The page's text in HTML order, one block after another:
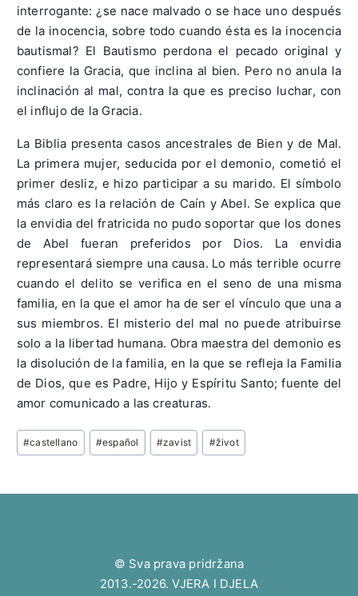
interrogante: ¿se nace malvado o se hace uno después
de la inocencia, sobre todo cuando ésta es la inocencia
bautismal? El Bautismo perdona el pecado original y
confiere la Gracia, que inclina al bien. Pero no anula la
inclinación al mal, contra la que es preciso luchar, con
el influjo de la Gracia.
La Biblia presenta casos ancestrales de Bien y de Mal.
La primera mujer, seducida por el demonio, cometió el
primer desliz, e hizo participar a su marido. El símbolo
más claro es la relación de Caín y Abel. Se explica que
la envidia del fratricida no pudo soportar que los dones
de Abel fueran preferidos por Dios. La envidia
representará siempre una causa. Lo más terrible ocurre
cuando el delito se verifica en el seno de una misma
familia, en la que el amor ha de ser el vínculo que una a
sus miembros. El misterio del mal no puede atribuirse
solo a la libertad humana. Obra maestra del demonio es
la disolución de la familia, en la que se refleja la Familia
de Dios, que es Padre, Hijo y Espíritu Santo; fuente del
amor comunicado a las creaturas.
Post
Tags:
#castellano #español #zavist #život
© Sva prava pridržana
2013.-2026. VJERA I DJELA